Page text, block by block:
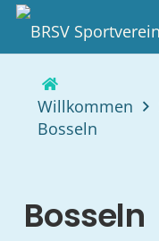
Willkommen
Bosseln
Bosseln